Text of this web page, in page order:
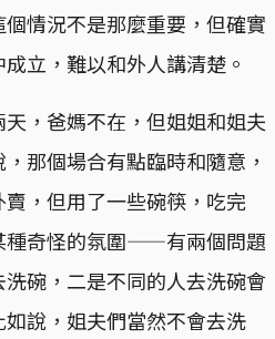
情況不是那麼重要，但確實
立，難以和外人講清楚。
，爸媽不在，但姐姐和姐夫
那個場合有點臨時和隨意，
，但用了一些碗筷，吃完
種奇怪的氛圍——有兩個問題
碗，二是不同的人去洗碗會
說，姐夫們當然不會去洗